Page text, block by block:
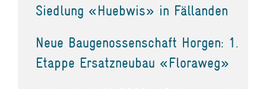
Siedlung «Huebwis» in Fällanden
Neue Baugenossenschaft Horgen: 1.
Etappe Ersatzneubau «Floraweg»